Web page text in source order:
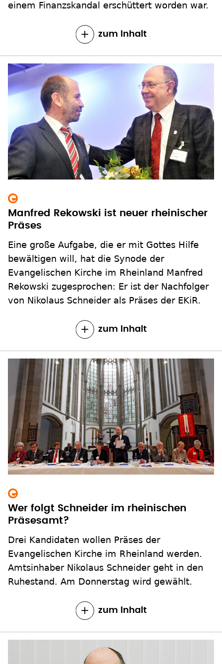
einem Finanzskandal erschüttert worden war.
zum Inhalt
Manfred Rekowski ist neuer rheinischer
Präses
Eine große Aufgabe, die er mit Gottes Hilfe
bewältigen will, hat die Synode der
Evangelischen Kirche im Rheinland Manfred
Rekowski zugesprochen: Er ist der Nachfolger
von Nikolaus Schneider als Präses der EKiR.
zum Inhalt
Wer folgt Schneider im rheinischen
Präsesamt?
Drei Kandidaten wollen Präses der
Evangelischen Kirche im Rheinland werden.
Amtsinhaber Nikolaus Schneider geht in den
Ruhestand. Am Donnerstag wird gewählt.
zum Inhalt